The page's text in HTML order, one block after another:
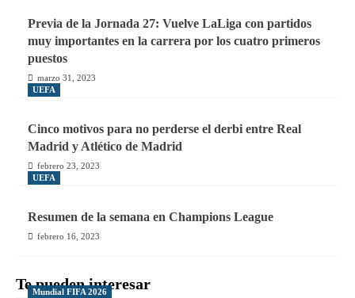
Previa de la Jornada 27: Vuelve LaLiga con partidos
muy importantes en la carrera por los cuatro primeros
puestos
marzo 31, 2023
UEFA
Cinco motivos para no perderse el derbi entre Real
Madrid y Atlético de Madrid
febrero 23, 2023
UEFA
Resumen de la semana en Champions League
febrero 16, 2023
Te pueden interesar
Mundial FIFA 2026